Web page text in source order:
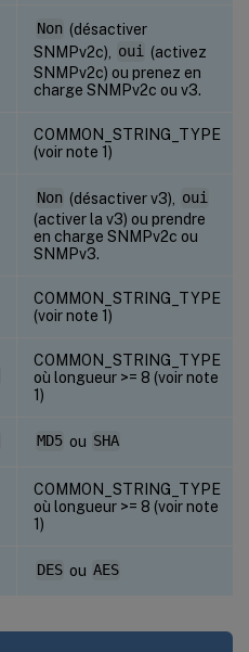
Non (désactiver
SNMPv2c),
oui (activez
SNMPv2c) ou prenez en
charge SNMPv2c ou v3.
COMMON_STRING_TYPE
(voir note 1)
Non (désactiver v3),
oui
(activer la v3) ou prendre
en charge SNMPv2c ou
SNMPv3.
COMMON_STRING_TYPE
(voir note 1)
COMMON_STRING_TYPE
où longueur >= 8 (voir note
1)
MD5 ou SHA
COMMON_STRING_TYPE
où longueur >= 8 (voir note
1)
DES ou AES